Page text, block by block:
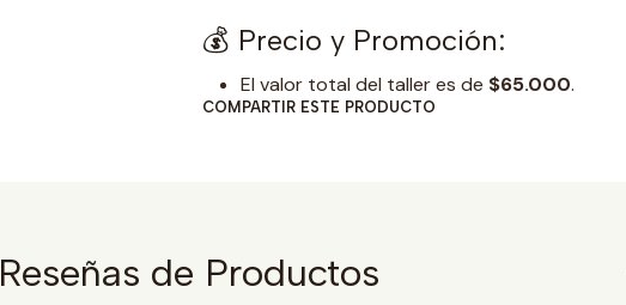
💰 Precio y Promoción:
El valor total del taller es de $65.000.
COMPARTIR ESTE PRODUCTO
Reseñas de Productos